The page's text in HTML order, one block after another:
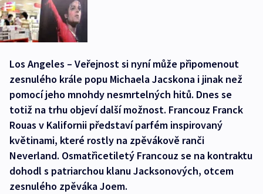
Los Angeles – Veřejnost si nyní může připomenout
zesnulého krále popu Michaela Jacskona i jinak než
pomocí jeho mnohdy nesmrtelných hitů. Dnes se
totiž na trhu objeví další možnost. Francouz Franck
Rouas v Kalifornii představí parfém inspirovaný
květinami, které rostly na zpěvákově ranči
Neverland. Osmatřicetiletý Francouz se na kontraktu
dohodl s patriarchou klanu Jacksonových, otcem
zesnulého zpěváka Joem.